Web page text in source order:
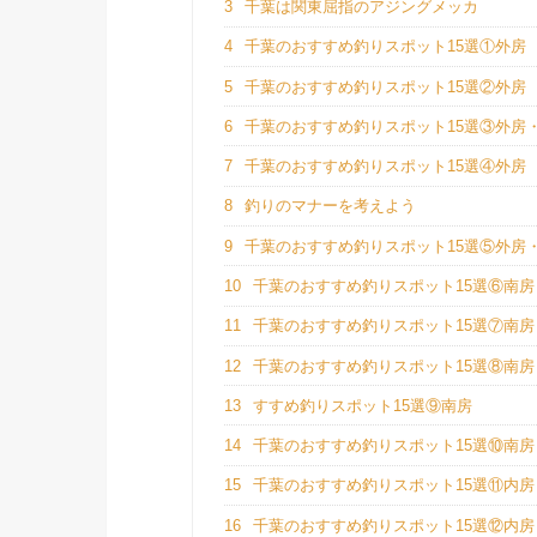
3 千葉は関東屈指のアジングメッカ
4 千葉のおすすめ釣りスポット15選①外房
5 千葉のおすすめ釣りスポット15選②外房
6 千葉のおすすめ釣りスポット15選③外房
7 千葉のおすすめ釣りスポット15選④外房
8 釣りのマナーを考えよう
9 千葉のおすすめ釣りスポット15選⑤外房
10 千葉のおすすめ釣りスポット15選⑥南房
11 千葉のおすすめ釣りスポット15選⑦南房
12 千葉のおすすめ釣りスポット15選⑧南房
13 すすめ釣りスポット15選⑨南房
14 千葉のおすすめ釣りスポット15選⑩南房
15 千葉のおすすめ釣りスポット15選⑪内房
16 千葉のおすすめ釣りスポット15選⑫内房